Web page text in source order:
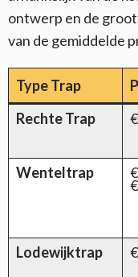
ontwerp en de
van de gemiddelde
Type Trap
Rechte Trap
Wenteltrap
Lodewijktrap